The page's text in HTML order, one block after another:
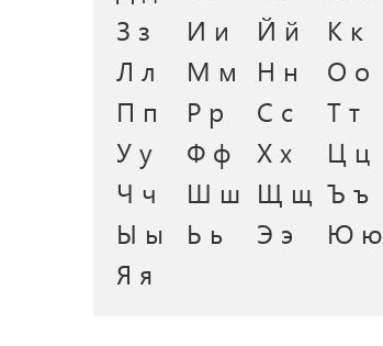
З з
И и Й й
К к
Л л
М м Н н
О о
П п
Р р С с
Т т
У у
Ф ф Х х
Ц ц
Ч ч
Ш ш Щ щ Ъ ъ
Ы ы
Ь ь Э э
Ю ю
Я я